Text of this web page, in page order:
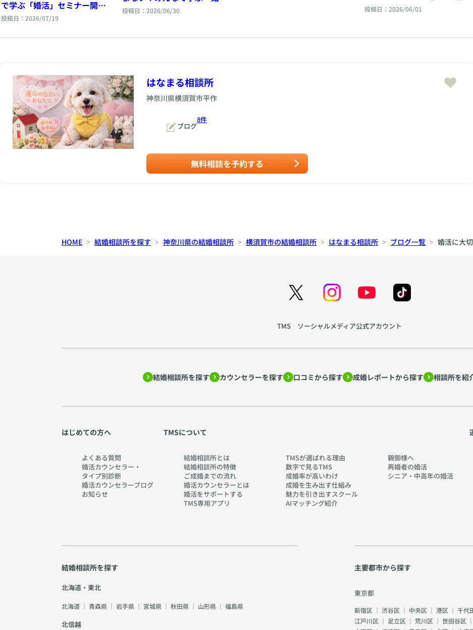
で学ぶ「婚活」セミナー開催
しました！
投稿日：2026/07/19
活」セミナー
投稿日：2026/06/30
活」セミナー
投稿日：2026/06/01
はなまる相談所
神奈川県横須賀市平作
ブログ
8件
無料相談を予約する
HOME 結婚相談所を探す 神奈川県の結婚相談所 横須賀市の結婚相談所 はなまる相談所 ブログ一覧 婚活に大
TMS ソーシャルメディア公式アカウント
結婚相談所を探す カウンセラーを探す 口コミから探す 成婚レポートから探す 相談所を紹
はじめての方へ
よくある質問
婚活カウンセラー・
タイプ別診断
婚活カウンセラーブログ
お知らせ
TMSについて
結婚相談所とは
結婚相談所の特徴
ご成婚までの流れ
婚活カウンセラーとは
婚活をサポートする
TMS専用アプリ
TMSが選ばれる理由
数字で見るTMS
成婚率が高いわけ
成婚を生み出す仕組み
魅力を引き出すスクール
AIマッチング紹介
親御様へ
再婚者の婚活
シニア・中高年の婚活
結婚相談所を探す
北海道・東北
北海道 ｜ 青森県 ｜ 岩手県 ｜ 宮城県 ｜ 秋田県 ｜ 山形県 ｜ 福島県
北信越
主要都市から探す
東京都
新宿区 ｜ 渋谷区 ｜ 中央区 ｜ 港区 ｜ 千代
江戸川区 ｜ 足立区 ｜ 荒川区 ｜ 世田谷区 ｜